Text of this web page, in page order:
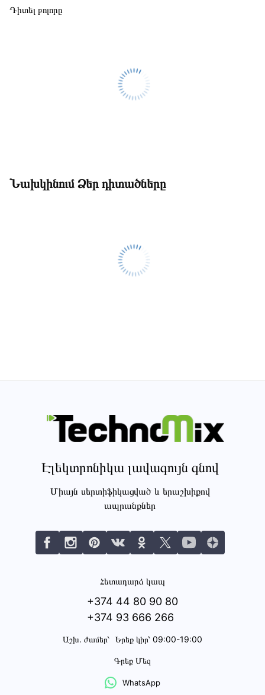
Դիտել բոլորը
Նախկինում Ձեր դիտածները
Էլեկտրոնիկա լավագույն գնով
Միայն սերտիֆիկացված և երաշխիքով
ապրանքներ
Հետադարձ կապ
+374 44 80 90 80
+374 93 666 266
Աշխ․ ժամեր՝ Երեք կիր՝ 09:00-19:00
Գրեք Մեզ
WhatsApp